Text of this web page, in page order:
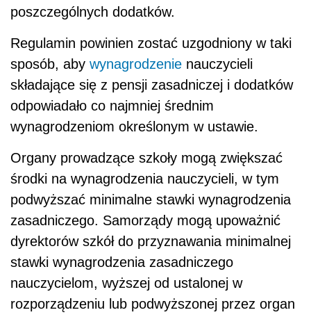
poszczególnych dodatków.
Regulamin powinien zostać uzgodniony w taki
sposób, aby wynagrodzenie nauczycieli
składające się z pensji zasadniczej i dodatków
odpowiadało co najmniej średnim
wynagrodzeniom określonym w ustawie.
Organy prowadzące szkoły mogą zwiększać
środki na wynagrodzenia nauczycieli, w tym
podwyższać minimalne stawki wynagrodzenia
zasadniczego. Samorządy mogą upoważnić
dyrektorów szkół do przyznawania minimalnej
stawki wynagrodzenia zasadniczego
nauczycielom, wyższej od ustalonej w
rozporządzeniu lub podwyższonej przez organ